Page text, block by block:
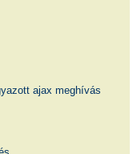
ajax meghívás